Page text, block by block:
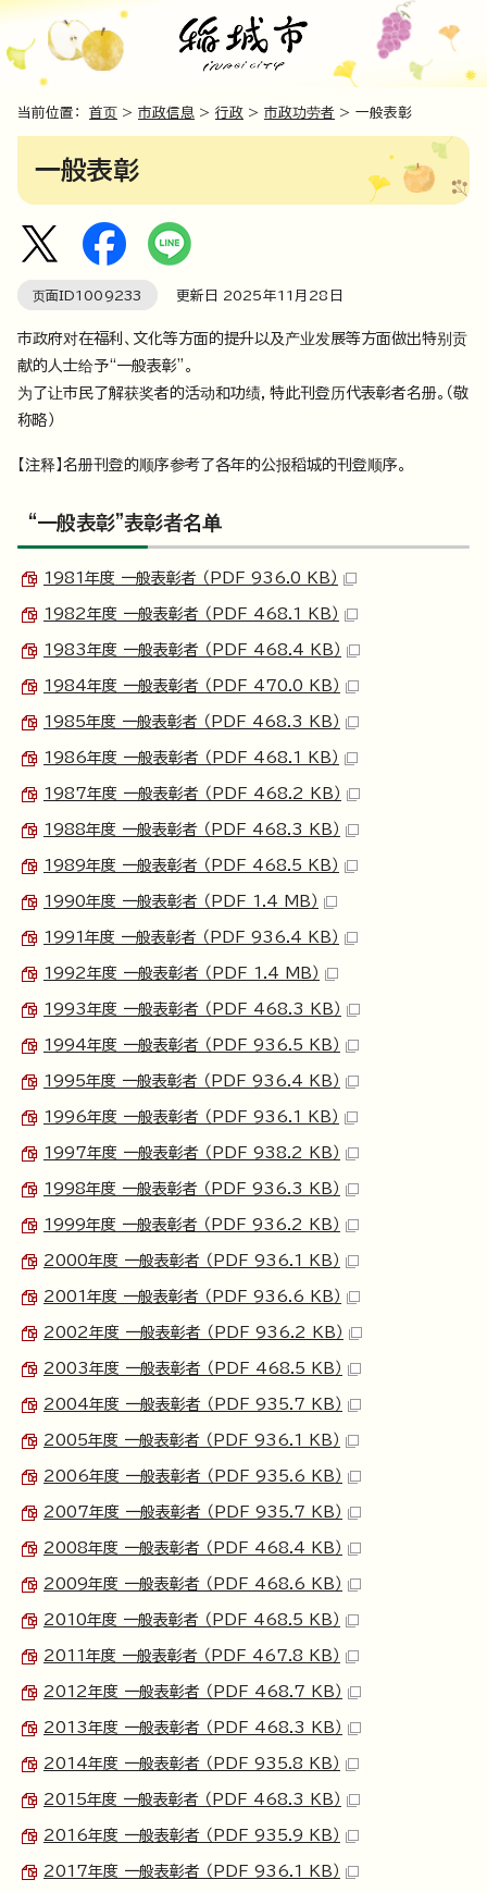
当前位置： 首页 > 市政信息 > 行政 > 市政功劳者 > 一般表彰
一般表彰
页面ID1009233 更新日 2025年11 月 28 日
市政府对在福利、文化等方面的提升以及产业发展等方面做出特别贡
献的人士给予“一般表彰”。
为了让市民了解获奖者的活动和功绩，特此刊登历代表彰者名册。（敬
称略）
【注释】名册刊登的顺序参考了各年的公报稻城的刊登顺序。
“一般表彰”表彰者名单
1981年度 一般表彰者 （PDF 936.0 KB）
1982年度 一般表彰者 （PDF 468.1 KB）
1983年度 一般表彰者 （PDF 468.4 KB）
1984年度 一般表彰者 （PDF 470.0 KB）
1985年度 一般表彰者 （PDF 468.3 KB）
1986年度 一般表彰者 （PDF 468.1 KB）
1987年度 一般表彰者 （PDF 468.2 KB）
1988年度 一般表彰者 （PDF 468.3 KB）
1989年度 一般表彰者 （PDF 468.5 KB）
1990年度 一般表彰者 （PDF 1.4 MB）
1991年度 一般表彰者 （PDF 936.4 KB）
1992年度 一般表彰者 （PDF 1.4 MB）
1993年度 一般表彰者 （PDF 468.3 KB）
1994年度 一般表彰者 （PDF 936.5 KB）
1995年度 一般表彰者 （PDF 936.4 KB）
1996年度 一般表彰者 （PDF 936.1 KB）
1997年度 一般表彰者 （PDF 938.2 KB）
1998年度 一般表彰者 （PDF 936.3 KB）
1999年度 一般表彰者 （PDF 936.2 KB）
2000年度 一般表彰者 （PDF 936.1 KB）
2001年度 一般表彰者 （PDF 936.6 KB）
2002年度 一般表彰者 （PDF 936.2 KB）
2003年度 一般表彰者 （PDF 468.5 KB）
2004年度 一般表彰者 （PDF 935.7 KB）
2005年度 一般表彰者 （PDF 936.1 KB）
2006年度 一般表彰者 （PDF 935.6 KB）
2007年度 一般表彰者 （PDF 935.7 KB）
2008年度 一般表彰者 （PDF 468.4 KB）
2009年度 一般表彰者 （PDF 468.6 KB）
2010年度 一般表彰者 （PDF 468.5 KB）
2011年度 一般表彰者 （PDF 467.8 KB）
2012年度 一般表彰者 （PDF 468.7 KB）
2013年度 一般表彰者 （PDF 468.3 KB）
2014年度 一般表彰者 （PDF 935.8 KB）
2015年度 一般表彰者 （PDF 468.3 KB）
2016年度 一般表彰者 （PDF 935.9 KB）
2017年度 一般表彰者 （PDF 936.1 KB）